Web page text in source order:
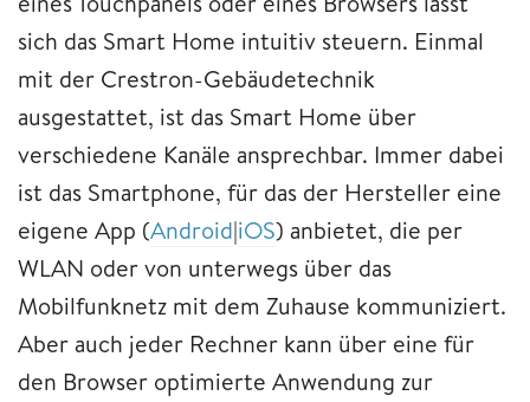
sich das Smart Home intuitiv steuern. Einmal
mit der Crestron-Gebäudetechnik
ausgestattet, ist das Smart Home über
verschiedene Kanäle ansprechbar. Immer dabei
ist das Smartphone, für das der Hersteller eine
eigene App (Android|iOS) anbietet, die per
WLAN oder von unterwegs über das
Mobilfunknetz mit dem Zuhause kommuniziert.
Aber auch jeder Rechner kann über eine für
den Browser optimierte Anwendung zur